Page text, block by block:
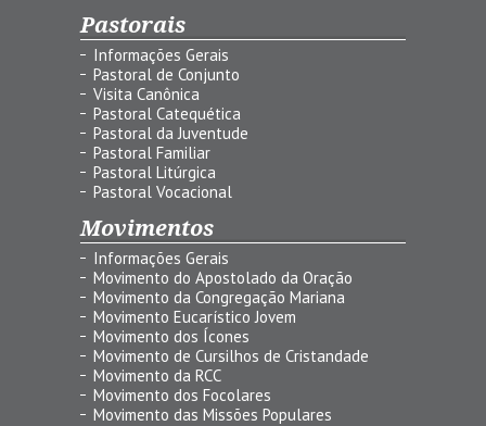
Pastorais
Informações Gerais
Pastoral de Conjunto
Visita Canônica
Pastoral Catequética
Pastoral da Juventude
Pastoral Familiar
Pastoral Litúrgica
Pastoral Vocacional
Movimentos
Informações Gerais
Movimento do Apostolado da Oração
Movimento da Congregação Mariana
Movimento Eucarístico Jovem
Movimento dos Ícones
Movimento de Cursilhos de Cristandade
Movimento da RCC
Movimento dos Focolares
Movimento das Missões Populares